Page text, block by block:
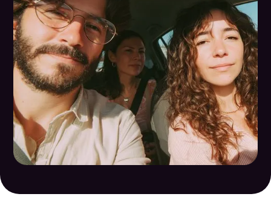
Zaragoza
Asturias
Baleares
Las Palmas
Santa Cruz de
Tenerife